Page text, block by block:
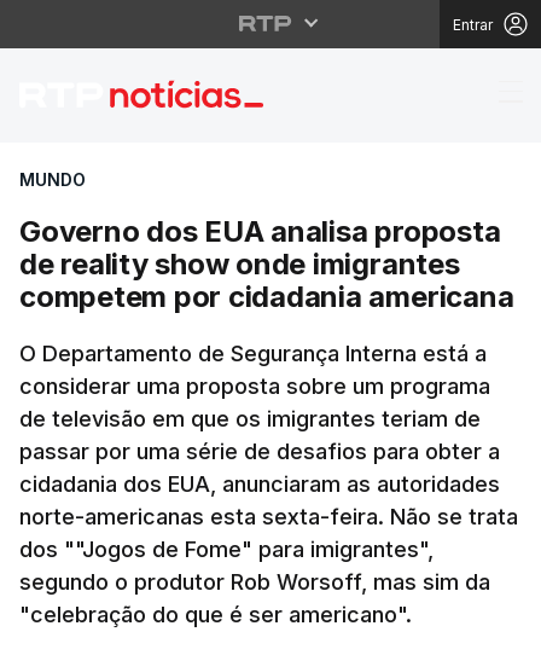
Entrar
Governo dos EUA
MUNDO
Governo dos EUA analisa proposta
de reality show onde imigrantes
competem por cidadania americana
O Departamento de Segurança Interna está a
considerar uma proposta sobre um programa
de televisão em que os imigrantes teriam de
passar por uma série de desafios para obter a
cidadania dos EUA, anunciaram as autoridades
norte-americanas esta sexta-feira. Não se trata
dos ""Jogos de Fome" para imigrantes",
segundo o produtor Rob Worsoff, mas sim da
"celebração do que é ser americano".